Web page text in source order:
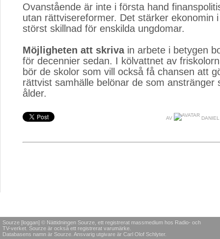
Ovanstående är inte i första hand
utan rättvisereformer. Det stärker ekonomin
störst skillnad för enskilda ungdomar.
Möjligheten att skrivain arbete i betygen
för decennier sedan. I kölvattnet av
bör de skolor som vill också få chansen att
rättvist samhälle belönar de som anstränger
ålder.
AV
Sourze [loggan] © Nättidningen Sourze, ett registrerat massmedium hos Radio- och
TV-verket. Sourze är också ett registrerat varumärke.
Databasens namn är Sourze. Ansvarig utgivare är Carl Olof Schlyter.